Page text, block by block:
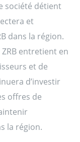
société détient
et
dans la région.
entretient en
et de
d’investir
offres de
la région.